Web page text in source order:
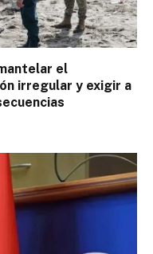
el
irregular y exigir a